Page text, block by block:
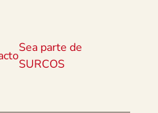
Sea parte de
SURCOS